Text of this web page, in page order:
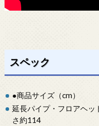
スペック
●商品サイズ（cm）
延長パイプ・フロアヘ
さ約114